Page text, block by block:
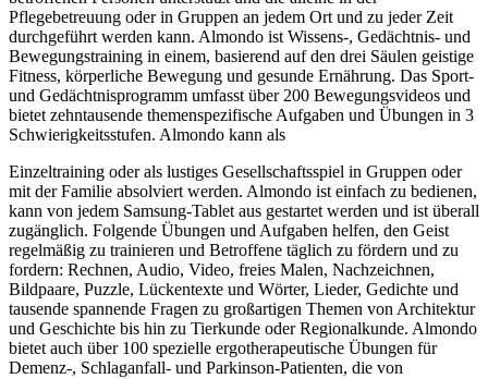
Pflegebetreuung oder in Gruppen an jedem Ort und zu jeder Zeit
durchgeführt werden kann. Almondo ist Wissens-, Gedächtnis- und
Bewegungstraining in einem, basierend auf den drei Säulen geistige
Fitness, körperliche Bewegung und gesunde Ernährung. Das Sport-
und Gedächtnisprogramm umfasst über 200 Bewegungsvideos und
bietet zehntausende themenspezifische Aufgaben und Übungen in 3
Schwierigkeitsstufen. Almondo kann als
Einzeltraining oder als lustiges Gesellschaftsspiel in Gruppen oder
mit der Familie absolviert werden. Almondo ist einfach zu bedienen,
kann von jedem Samsung-Tablet aus gestartet werden und ist überall
zugänglich. Folgende Übungen und Aufgaben helfen, den Geist
regelmäßig zu trainieren und Betroffene täglich zu fördern und zu
fordern: Rechnen, Audio, Video, freies Malen, Nachzeichnen,
Bildpaare, Puzzle, Lückentexte und Wörter, Lieder, Gedichte und
tausende spannende Fragen zu großartigen Themen von Architektur
und Geschichte bis hin zu Tierkunde oder Regionalkunde. Almondo
bietet auch über 100 spezielle ergotherapeutische Übungen für
Demenz-, Schlaganfall- und Parkinson-Patienten, die von